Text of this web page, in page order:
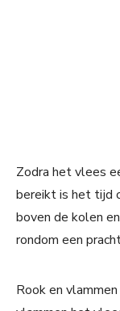
Zodra het vlees
bereikt is het tijd
boven de kolen
rondom een
Rook en